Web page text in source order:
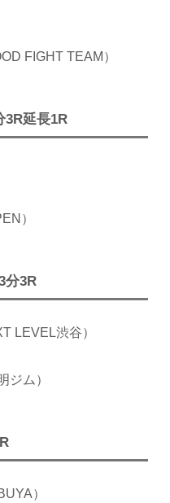
FIGHT TEAM）
延長1R
）
3R
LEVEL渋谷）
ム）
）